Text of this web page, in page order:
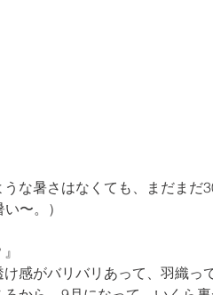
な暑さはなくても、まだまだ
〜。）
感がバリバリあって、羽織っ